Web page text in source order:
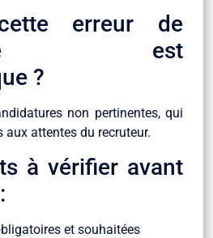
erreur de
est
?
non pertinentes, qui
aux attentes du recruteur.
à vérifier avant
et souhaitées